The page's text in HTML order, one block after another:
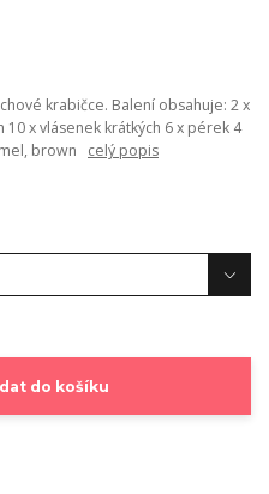
krabičce. Balení obsahuje: 2 x
x vlásenek krátkých 6 x pérek 4
brown celý popis
do košíku